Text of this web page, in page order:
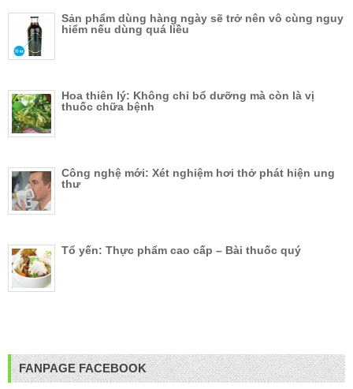
Sản phẩm dùng hàng ngày sẽ trở nên vô cùng nguy
hiểm nếu dùng quá liều
Hoa thiên lý: Không chỉ bổ dưỡng mà còn là vị
thuốc chữa bệnh
Công nghệ mới: Xét nghiệm hơi thở phát hiện ung
thư
Tổ yến: Thực phẩm cao cấp – Bài thuốc quý
FANPAGE FACEBOOK